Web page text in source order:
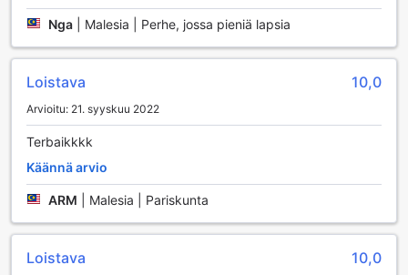
Nga Malesia | Perhe, jossa pieniä lapsia
Loistava 10,0
Arvioitu: 21. syyskuu 2022
Terbaikkkk
Käännä arvio
ARM Malesia | Pariskunta
Loistava 10,0